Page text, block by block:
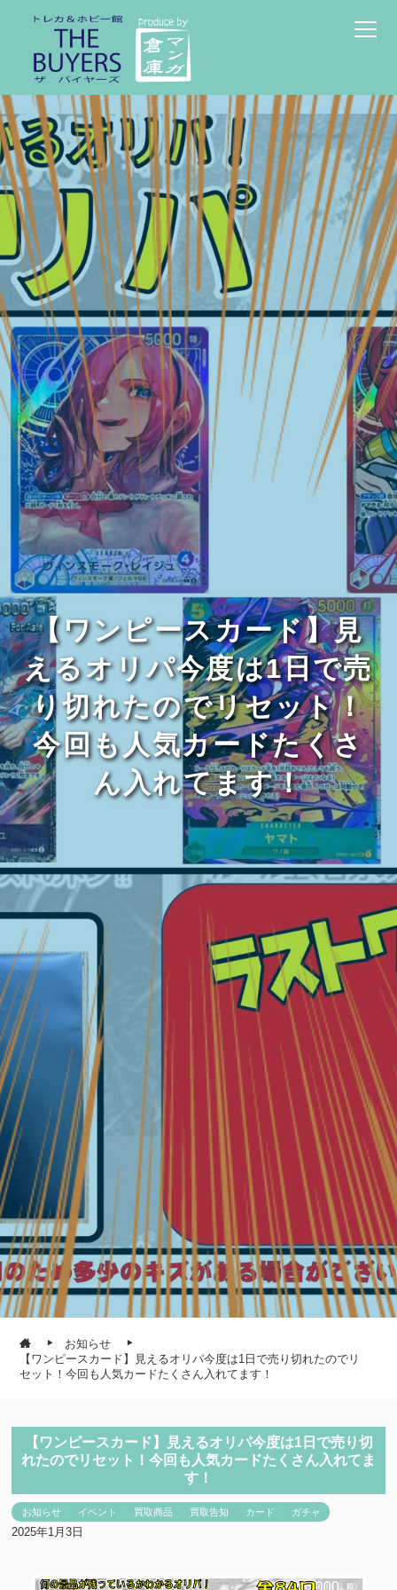
【ワンピースカード】見
えるオリパ今度は1日で売
り切れたのでリセット！
今回も人気カードたくさ
ん入れてます！
お知らせ
【ワンピースカード】見えるオリパ今度は1日で売り切れたのでリ
セット！今回も人気カードたくさん入れてます！
【ワンピースカード】見えるオリパ今度は1日で売り切
れたのでリセット！今回も人気カードたくさん入れてま
す！
お知らせ イベント 買取商品 買取告知 カード ガチャ
2025年1月3日